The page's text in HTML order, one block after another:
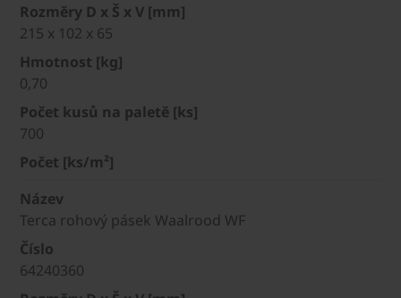
Rozměry D x Š x V [mm]
215 x 102 x 65
Hmotnost [kg]
0,70
Počet kusů na paletě [ks]
700
Počet [ks/m²]
Název
Terca rohový pásek Waalrood WF
Číslo
64240360